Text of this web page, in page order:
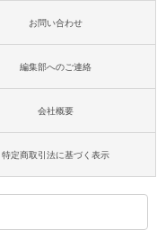
お問い合わせ
編集部へのご連絡
会社概要
特定商取引法に基づく表示